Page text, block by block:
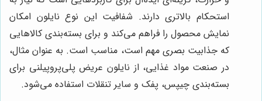
استحکام بالاتری دارند. شفافیت این نوع نایلون امکان
نمایش محصول را فراهم می‌کند و برای بسته‌بندی کالاهایی
که جذابیت بصری مهم است، مناسب است. به عنوان مثال،
در صنعت مواد غذایی، از نایلون عریض پلی‌پروپیلنی برای
بسته‌بندی چیپس، پفک و سایر تنقلات استفاده می‌شود.